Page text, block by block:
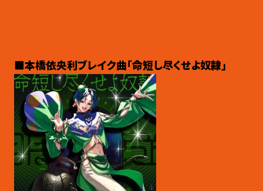
■本橋依央利ブレイク曲「命短し尽くせよ奴隷」